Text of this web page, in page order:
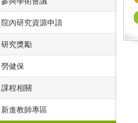
院內研究資源申請
研究獎勵
勞健保
課程相關
新進教師專區